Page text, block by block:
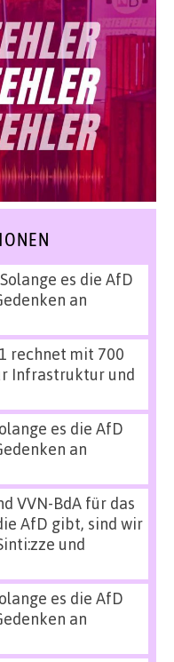
es die AfD
an
rechnet mit 700
Infrastruktur und
es die AfD
an
VVN-BdA für das
AfD gibt, sind wir
und
es die AfD
an